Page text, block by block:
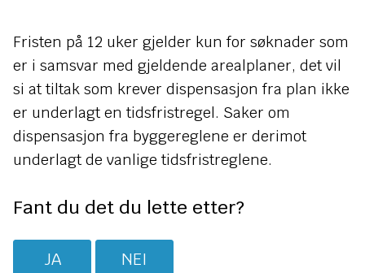
m
u
n
e
Fristen på 12 uker gjelder kun for søknader som
er i samsvar med gjeldende arealplaner, det vil
si at tiltak som krever dispensasjon fra plan ikke
er underlagt en tidsfristregel. Saker om
dispensasjon fra byggereglene er derimot
underlagt de vanlige tidsfristreglene.
Fant du det du lette etter?
JA NEI